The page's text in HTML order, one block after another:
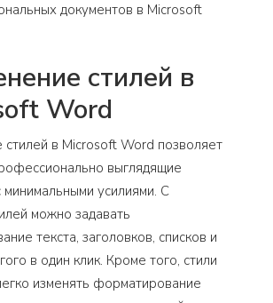
документов в Microsoft
стилей в
Word
в Microsoft Word позволяет
выглядящие
минимальными усилиями. С
можно задавать
текста, заголовков, списков и
в один клик. Кроме того, стили
изменять форматирование